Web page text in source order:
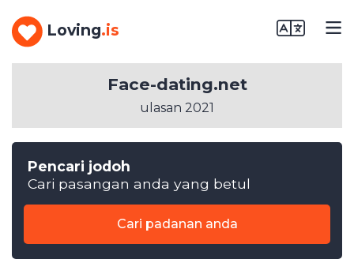
Loving.is
Pencari jodoh
Cari pasangan anda yang betul
Cari padanan anda
Face-dating.net
ulasan 2021